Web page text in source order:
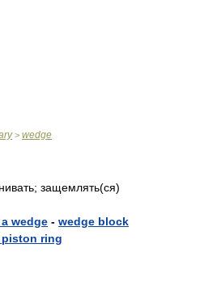
> wedge
защемлять(ся)
wedge - wedge block
ring